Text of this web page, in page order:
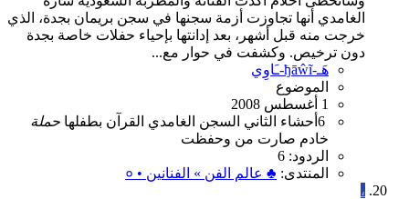
الغامدي أنها تجاوزت أزمة سجنها في سجن بريمان بجدة، الذي
خرجت منه قبل أشهر، بعد إدانتها بإحياء حفلات خاصة بجدة
دون ترخيص. وكشفت في حوار مع...
هَـ-ђāŵĩ-ـَاوِي
الموضوع
1 أغسطس 2008
6 أحشاء الثاني السجن الغامدي القرآن بطفلها حملة
خادم صارت من وحفظت
الردود: 6
المنتدى: ♣ عالم الفن » الفنانين • ०
،